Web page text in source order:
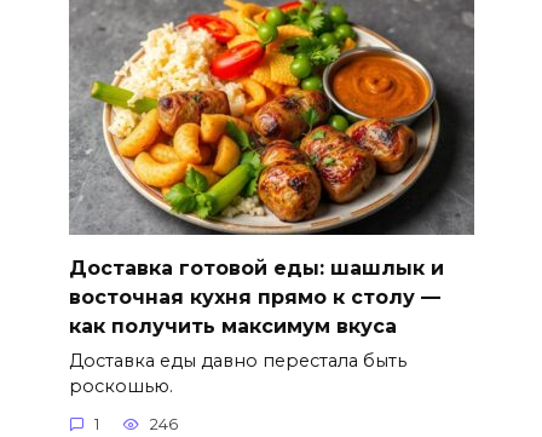
Доставка готовой еды: шашлык и
восточная кухня прямо к столу —
как получить максимум вкуса
Доставка еды давно перестала быть
роскошью.
1 246